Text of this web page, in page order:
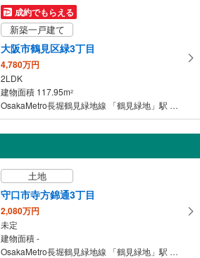
成約でもらえる
新築一戸建て
大阪市鶴見区緑3丁目
4,780万円
2LDK
建物面積 117.95m2
OsakaMetro長堀鶴見緑地線 「鶴見緑地」駅 徒歩24分
土地
守口市寺方錦通3丁目
2,080万円
未定
建物面積 -
OsakaMetro長堀鶴見緑地線 「鶴見緑地」駅 徒歩24分